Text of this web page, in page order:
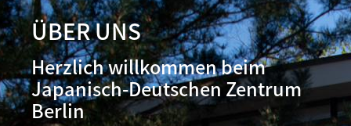
ÜBER UNS
Herzlich willkommen beim
Japanisch-Deutschen Zentrum
Berlin